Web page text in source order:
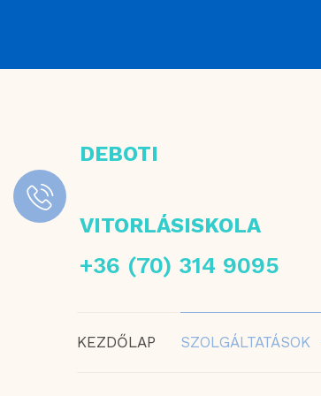
DEBOTI
VITORLÁSISKOLA
+36 (70) 314 9095
KEZDŐLAP SZOLGÁLTATÁSOK